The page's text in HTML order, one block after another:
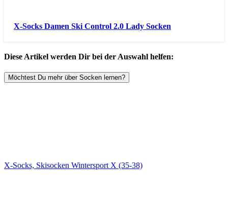
X-Socks Damen Ski Control 2.0 Lady Socken
Diese Artikel werden Dir bei der Auswahl helfen:
Möchtest Du mehr über Socken lernen?
X-Socks, Skisocken Wintersport X (35-38)